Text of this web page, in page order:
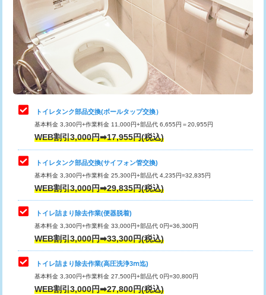
トイレタンク部品交換(ボールタップ交換）
基本料金 3,300円+作業料金 11,000円+部品代 6,655円＝20,955円
WEB割引3,000円➡17,955円(税込)
トイレタンク部品交換(サイフォン管交換)
基本料金 3,300円+作業料金 25,300円+部品代 4,235円=32,835円
WEB割引3,000円➡29,835円(税込)
トイレ詰まり除去作業(便器脱着)
基本料金 3,300円+作業料金 33,000円+部品代 0円=36,300円
WEB割引3,000円➡33,300円(税込)
トイレ詰まり除去作業(高圧洗浄3ⅿ迄)
基本料金 3,300円+作業料金 27,500円+部品代 0円=30,800円
WEB割引3,000円➡27,800円(税込)